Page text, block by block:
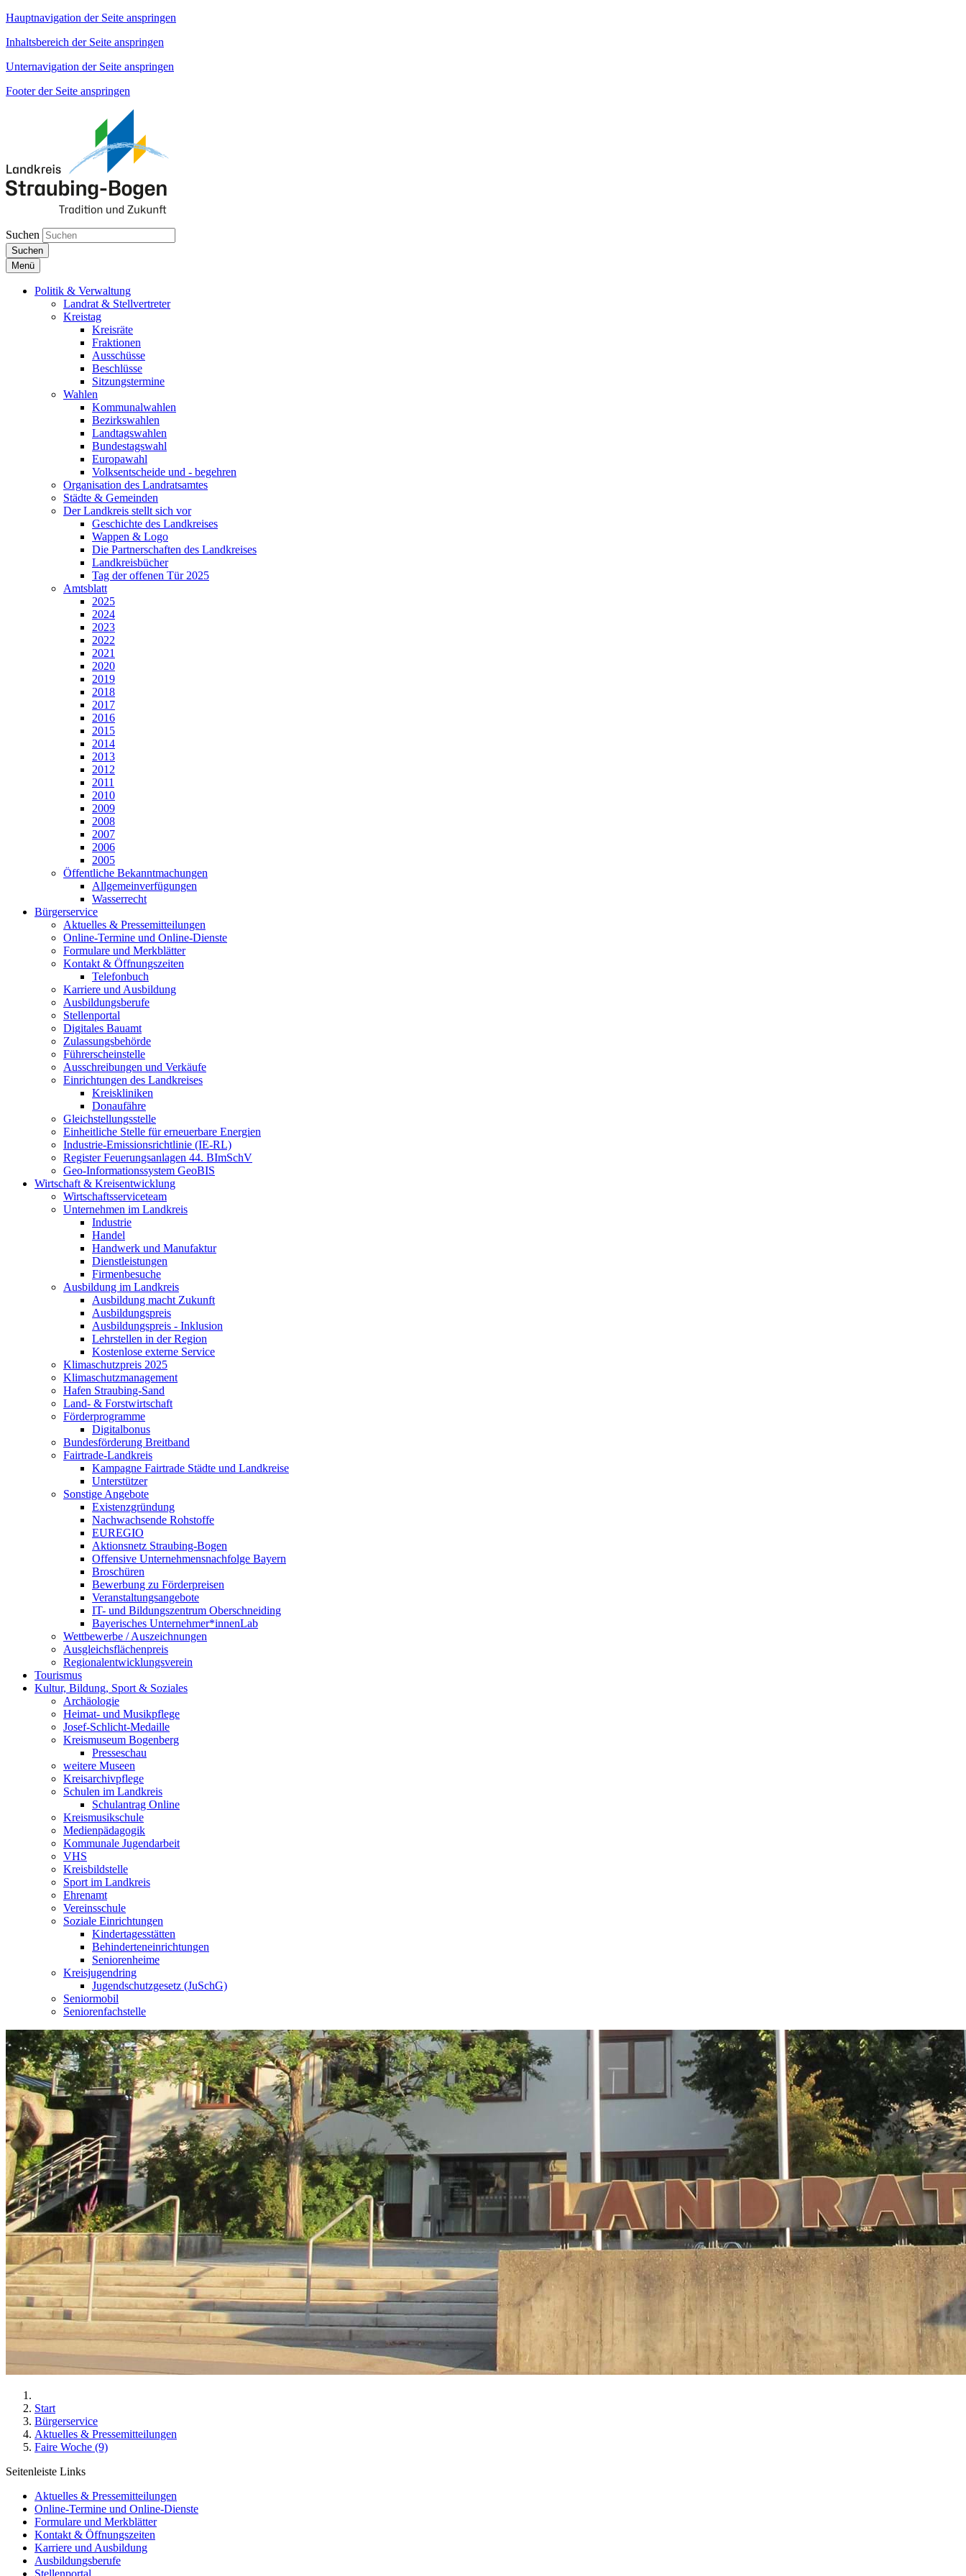
Hauptnavigation der Seite anspringen
Inhaltsbereich der Seite anspringen
Unternavigation der Seite anspringen
Footer der Seite anspringen
Suchen
Suchen
Menü
Politik & Verwaltung
Landrat & Stellvertreter
Kreistag
Kreisräte
Fraktionen
Ausschüsse
Beschlüsse
Sitzungstermine
Wahlen
Kommunalwahlen
Bezirkswahlen
Landtagswahlen
Bundestagswahl
Europawahl
Volksentscheide und - begehren
Organisation des Landratsamtes
Städte & Gemeinden
Der Landkreis stellt sich vor
Geschichte des Landkreises
Wappen & Logo
Die Partnerschaften des Landkreises
Landkreisbücher
Tag der offenen Tür 2025
Amtsblatt
2025
2024
2023
2022
2021
2020
2019
2018
2017
2016
2015
2014
2013
2012
2011
2010
2009
2008
2007
2006
2005
Öffentliche Bekanntmachungen
Allgemeinverfügungen
Wasserrecht
Bürgerservice
Aktuelles & Pressemitteilungen
Online-Termine und Online-Dienste
Formulare und Merkblätter
Kontakt & Öffnungszeiten
Telefonbuch
Karriere und Ausbildung
Ausbildungsberufe
Stellenportal
Digitales Bauamt
Zulassungsbehörde
Führerscheinstelle
Ausschreibungen und Verkäufe
Einrichtungen des Landkreises
Kreiskliniken
Donaufähre
Gleichstellungsstelle
Einheitliche Stelle für erneuerbare Energien
Industrie-Emissionsrichtlinie (IE-RL)
Register Feuerungsanlagen 44. BImSchV
Geo-Informationssystem GeoBIS
Wirtschaft & Kreisentwicklung
Wirtschaftsserviceteam
Unternehmen im Landkreis
Industrie
Handel
Handwerk und Manufaktur
Dienstleistungen
Firmenbesuche
Ausbildung im Landkreis
Ausbildung macht Zukunft
Ausbildungspreis
Ausbildungspreis - Inklusion
Lehrstellen in der Region
Kostenlose externe Service
Klimaschutzpreis 2025
Klimaschutzmanagement
Hafen Straubing-Sand
Land- & Forstwirtschaft
Förderprogramme
Digitalbonus
Bundesförderung Breitband
Fairtrade-Landkreis
Kampagne Fairtrade Städte und Landkreise
Unterstützer
Sonstige Angebote
Existenzgründung
Nachwachsende Rohstoffe
EUREGIO
Aktionsnetz Straubing-Bogen
Offensive Unternehmensnachfolge Bayern
Broschüren
Bewerbung zu Förderpreisen
Veranstaltungsangebote
IT- und Bildungszentrum Oberschneiding
Bayerisches Unternehmer*innenLab
Wettbewerbe / Auszeichnungen
Ausgleichsflächenpreis
Regionalentwicklungsverein
Tourismus
Kultur, Bildung, Sport & Soziales
Archäologie
Heimat- und Musikpflege
Josef-Schlicht-Medaille
Kreismuseum Bogenberg
Presseschau
weitere Museen
Kreisarchivpflege
Schulen im Landkreis
Schulantrag Online
Kreismusikschule
Medienpädagogik
Kommunale Jugendarbeit
VHS
Kreisbildstelle
Sport im Landkreis
Ehrenamt
Vereinsschule
Soziale Einrichtungen
Kindertagesstätten
Behinderteneinrichtungen
Seniorenheime
Kreisjugendring
Jugendschutzgesetz (JuSchG)
Seniormobil
Seniorenfachstelle
Start
Bürgerservice
Aktuelles & Pressemitteilungen
Faire Woche (9)
Seitenleiste Links
Aktuelles & Pressemitteilungen
Online-Termine und Online-Dienste
Formulare und Merkblätter
Kontakt & Öffnungszeiten
Karriere und Ausbildung
Ausbildungsberufe
Stellenportal